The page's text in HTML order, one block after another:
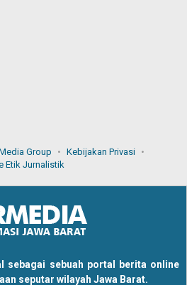
Group
Kebijakan Privasi
Etik Jurnalistik
sebagai sebuah portal berita online
seputar wilayah Jawa Barat.